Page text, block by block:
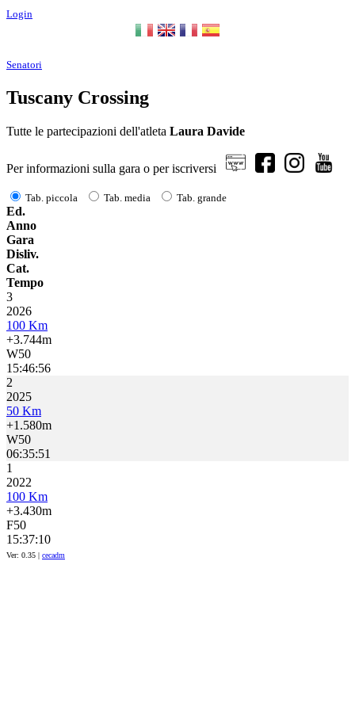
Login
Senatori
Tuscany Crossing
Tutte le partecipazioni dell'atleta Laura Davide
Per informazioni sulla gara o per iscriversi
Tab. piccola Tab. media Tab. grande
Ed.
Anno
Gara
Disliv.
Cat.
Tempo
3
2026
100 Km
+3.744m
W50
15:46:56
2
2025
50 Km
+1.580m
W50
06:35:51
1
2022
100 Km
+3.430m
F50
15:37:10
Ver: 0.35 | cecadm